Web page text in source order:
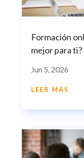
Formación
mejor para ti?
Jun 5, 2026
LEER MÁS